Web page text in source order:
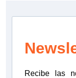
Recibe las